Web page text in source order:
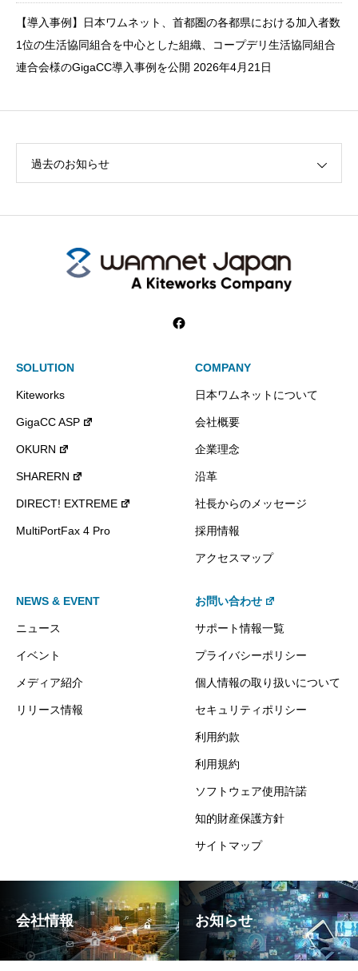
【導入事例】日本ワムネット、首都圏の各都県における加入者数
1位の生活協同組合を中心とした組織、コープデリ生活協同組合
連合会様のGigaCC導入事例を公開 2026年4月21日
過去のお知らせ
SOLUTION
Kiteworks
GigaCC ASP
OKURN
SHARERN
DIRECT! EXTREME
MultiPortFax 4 Pro
COMPANY
日本ワムネットについて
会社概要
企業理念
沿革
社長からのメッセージ
採用情報
アクセスマップ
NEWS & EVENT
ニュース
イベント
メディア紹介
リリース情報
お問い合わせ
サポート情報一覧
プライバシーポリシー
個人情報の取り扱いについて
セキュリティポリシー
利用約款
利用規約
ソフトウェア使用許諾
知的財産保護方針
サイトマップ
会社情報 お知らせ